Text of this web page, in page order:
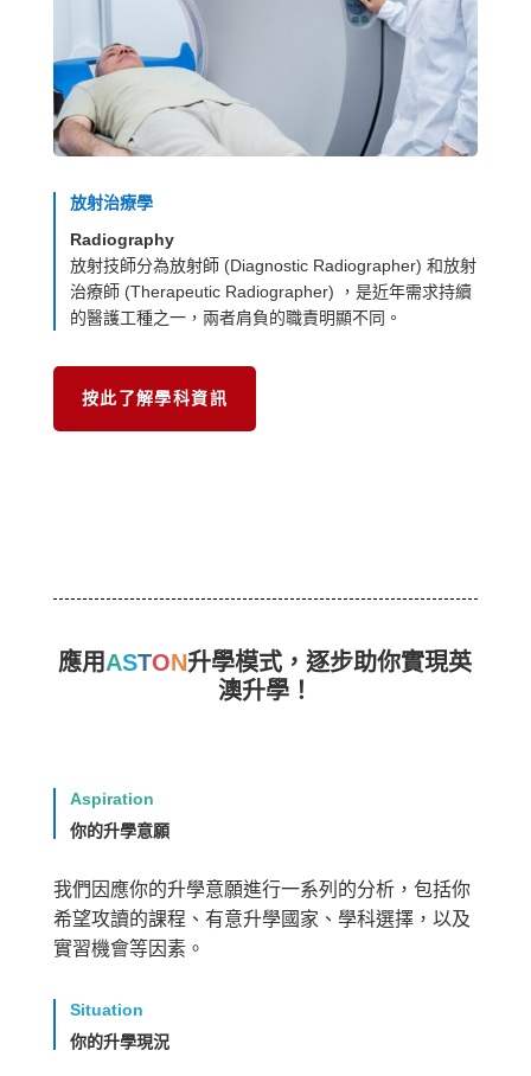
放射治療學
Radiography
放射技師分為放射師 (Diagnostic Radiographer) 和放射
治療師 (Therapeutic Radiographer) ，是近年需求持續
的醫護工種之一，兩者肩負的職責明顯不同。
按此了解學科資訊
應用ASTON升學模式，逐步助你實現英
澳升學！
Aspiration
你的升學意願
我們因應你的升學意願進行一系列的分析，包括你
希望攻讀的課程、有意升學國家、學科選擇，以及
實習機會等因素。
Situation
你的升學現況